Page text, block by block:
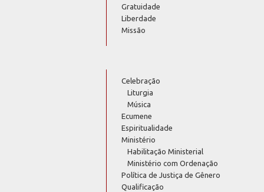
Gratuidade
Liberdade
Missão
Celebração
Liturgia
Música
Ecumene
Espiritualidade
Ministério
Habilitação Ministerial
Ministério com Ordenação
Política de Justiça de Gênero
Qualificação